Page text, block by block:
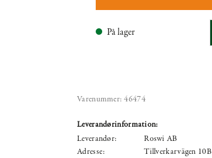
På lager
Varenummer: 46474
Leverandørinformation:
Leverandør:
Roswi AB
Adresse:
Tillverkarvägen 10B